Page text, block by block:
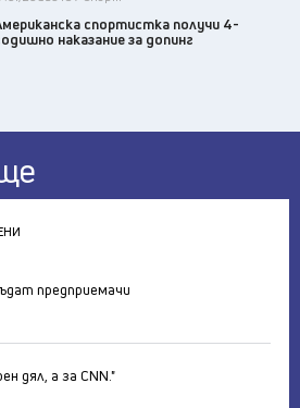
спортистка получи 4-
наказание за допинг
предприемачи
дял, а за CNN."